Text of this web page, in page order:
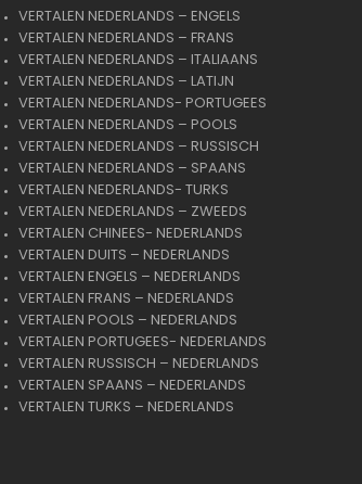
VERTALEN NEDERLANDS – ENGELS
VERTALEN NEDERLANDS – FRANS
VERTALEN NEDERLANDS – ITALIAANS
VERTALEN NEDERLANDS – LATIJN
VERTALEN NEDERLANDS- PORTUGEES
VERTALEN NEDERLANDS – POOLS
VERTALEN NEDERLANDS – RUSSISCH
VERTALEN NEDERLANDS – SPAANS
VERTALEN NEDERLANDS- TURKS
VERTALEN NEDERLANDS – ZWEEDS
VERTALEN CHINEES- NEDERLANDS
VERTALEN DUITS – NEDERLANDS
VERTALEN ENGELS – NEDERLANDS
VERTALEN FRANS – NEDERLANDS
VERTALEN POOLS – NEDERLANDS
VERTALEN PORTUGEES- NEDERLANDS
VERTALEN RUSSISCH – NEDERLANDS
VERTALEN SPAANS – NEDERLANDS
VERTALEN TURKS – NEDERLANDS